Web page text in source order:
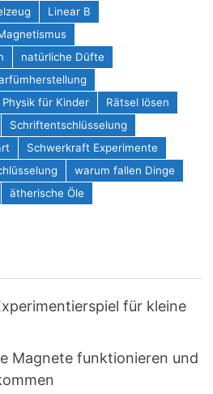
Linear B
natürliche Düfte
Physik für Kinder
Rätsel lösen
Schriftentschlüsselung
Schwerkraft Experimente
warum fallen Dinge
ätherische Öle
für kleine
Magnete funktionieren und